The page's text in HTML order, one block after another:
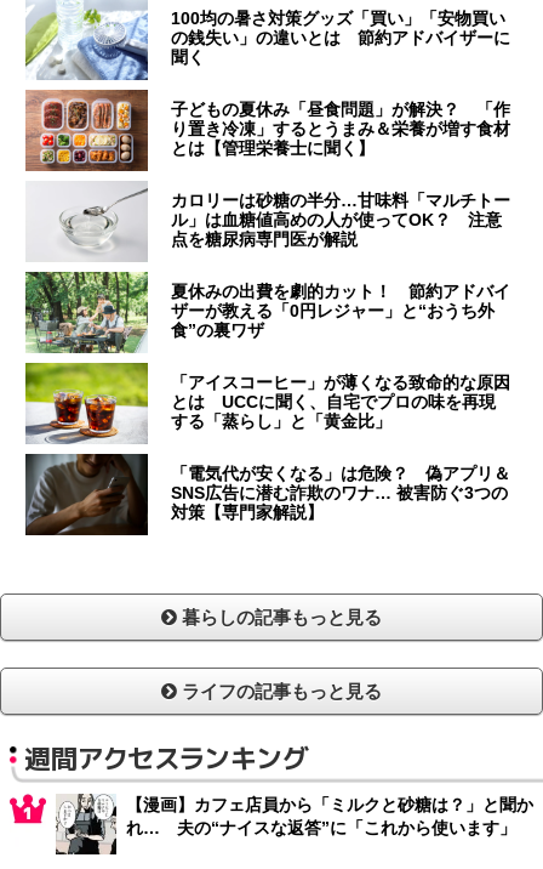
100均の暑さ対策グッズ「買い」「安物買い
の銭失い」の違いとは 節約アドバイザーに
聞く
子どもの夏休み「昼食問題」が解決？ 「作
り置き冷凍」するとうまみ＆栄養が増す食材
とは【管理栄養士に聞く】
カロリーは砂糖の半分…甘味料「マルチトー
ル」は血糖値高めの人が使ってOK？ 注意
点を糖尿病専門医が解説
夏休みの出費を劇的カット！ 節約アドバイ
ザーが教える「0円レジャー」と“おうち外
食”の裏ワザ
「アイスコーヒー」が薄くなる致命的な原因
とは UCCに聞く、自宅でプロの味を再現
する「蒸らし」と「黄金比」
「電気代が安くなる」は危険？ 偽アプリ＆
SNS広告に潜む詐欺のワナ… 被害防ぐ3つの
対策【専門家解説】
暮らしの記事もっと見る
ライフの記事もっと見る
週間アクセスランキング
【漫画】カフェ店員から「ミルクと砂糖は？」と聞か
れ… 夫の“ナイスな返答”に「これから使います」